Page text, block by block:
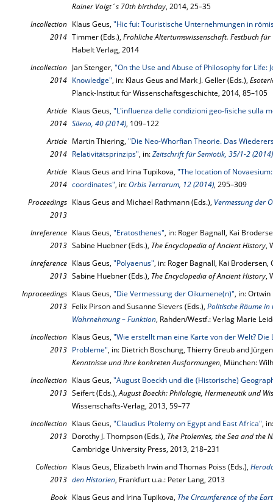
Rainer Voigt´s 70th birthday, 2014, 25–35
Incollection
2014
Klaus Geus, "Hic fui: Touristische Unternehmungen in
Timmer (Eds.), Fröhliche Altertumswissenschaft. Festbuch
Habelt Verlag, 2014
Incollection
2014
Jan Stenger, "On the Use and Abuse of Philosophy for Life:
Knowledge", in: Klaus Geus and Mark J. Geller (Eds.),
Planck-Institut für Wissenschaftsgeschichte, 2014, 85–105
Article
2014
Klaus Geus, "L'influenza delle condizioni geo-fisiche sulla
Sileno, 40 (2014), 109–122
Article
2014
Martin Thiering, "Die Neo-Whorfian Theorie. Das
Relativitätsprinzips", in:Zeitschrift für Semiotik, 35/1-2 (2014)
Article
2014
Klaus Geus and Irina Tupikova, "The location of
coordinates", in:Orbis Terrarum, 12 (2014), 295–309
Proceedings
2013
Klaus Geus and Michael Rathmann (Eds.), Vermessung der
Inreference
2013
Klaus Geus, "Eratosthenes", in: Roger Bagnall, Kai
Sabine Huebner (Eds.), The Encyclopedia of Ancient History,
Inreference
2013
Klaus Geus, "Polyaenus", in: Roger Bagnall, Kai
Sabine Huebner (Eds.), The Encyclopedia of Ancient History,
Inproceedings
2013
Klaus Geus, "Die Vermessung der Oikumene(n)", in: Ortwin
Felix Pirson and Susanne Sievers (Eds.), Politische Räume
Wahrnehmung – Funktion, Rahden/Westf.: Verlag Marie
Incollection
2013
Klaus Geus, "Wie erstellt man eine Karte von der Welt?
Probleme", in: Dietrich Boschung, Thierry Greub and
Kenntnisse und ihre konkreten Ausformungen, München:
Incollection
2013
Klaus Geus, "August Boeckh und die (Historische)
Seifert (Eds.),August Boeckh: Philologie, Hermeneutik und
Wissenschafts-Verlag, 2013, 59–77
Incollection
2013
Klaus Geus, "Claudius Ptolemy on Egypt and East Africa",
Dorothy J. Thompson (Eds.), The Ptolemies, the Sea and the
Cambridge University Press, 2013, 218–231
Collection
2013
Klaus Geus, Elizabeth Irwin and Thomas Poiss (Eds.),
den Historien, Frankfurt u.a.: Peter Lang, 2013
Book Klaus Geus and Irina Tupikova, The Circumference of the